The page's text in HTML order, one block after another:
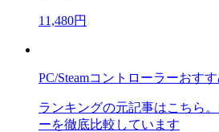
11,480円
PC/Steamコントローラーおす
ランキングの元記事はこちら
ーを徹底比較しています